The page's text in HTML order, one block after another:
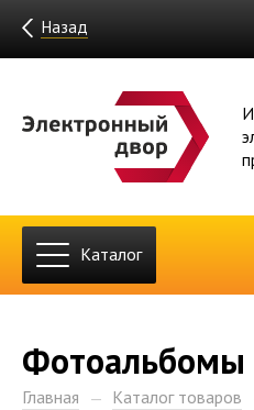
Назад
Каталог
Фотоальбомы
Главная Каталог товаров